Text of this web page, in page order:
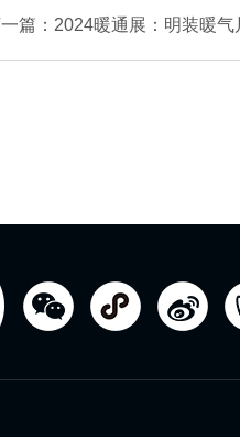
篇：2024暖通展：明装暖气